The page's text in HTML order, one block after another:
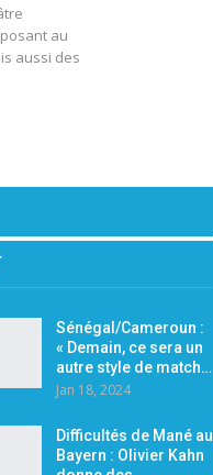
au
aussi des
Sénégal/Cameroun :
« Demain, ce sera un
autre style de match…
Jan 18, 2024
Difficultés de Mané au
Bayern : Olivier Kahn